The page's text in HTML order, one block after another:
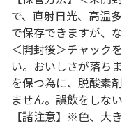
で、直射日光、高温
で保存できますが、
＜開封後＞チャック
い。おいしさが落ち
を保つ為に、脱酸素
ません。誤飲をしな
【諸注意】※色、大